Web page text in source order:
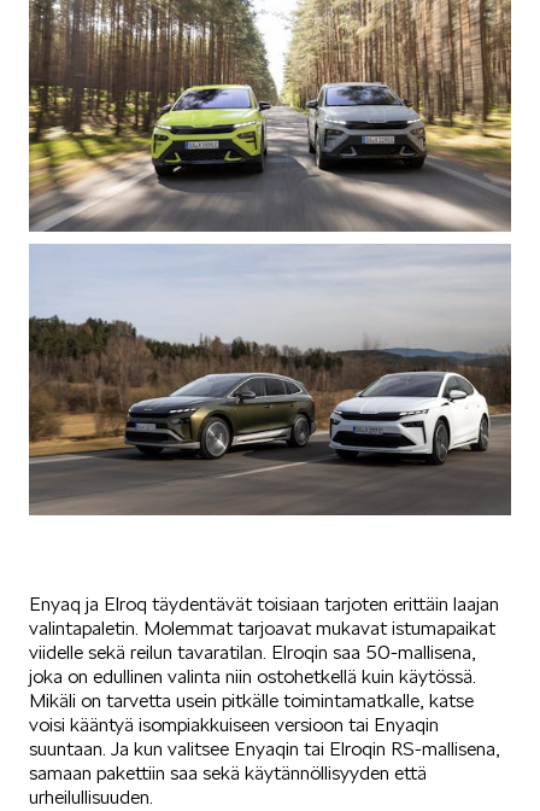
Enyaq ja Elroq täydentävät toisiaan tarjoten erittäin laajan
valintapaletin. Molemmat tarjoavat mukavat istumapaikat
viidelle sekä reilun tavaratilan. Elroqin saa 50-mallisena,
joka on edullinen valinta niin ostohetkellä kuin käytössä.
Mikäli on tarvetta usein pitkälle toimintamatkalle, katse
voisi kääntyä isompiakkuiseen versioon tai Enyaqin
suuntaan. Ja kun valitsee Enyaqin tai Elroqin RS-mallisena,
samaan pakettiin saa sekä käytännöllisyyden että
urheilullisuuden.